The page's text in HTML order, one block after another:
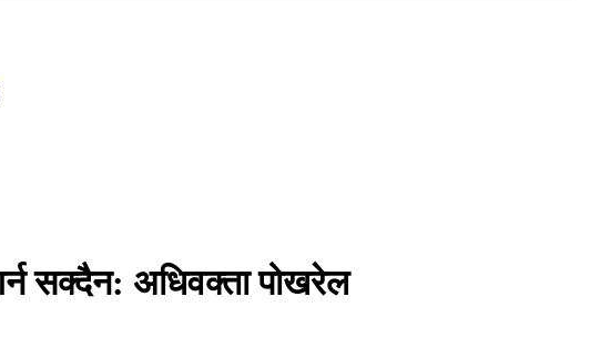
सक्दैन: अधिवक्ता पोखरेल